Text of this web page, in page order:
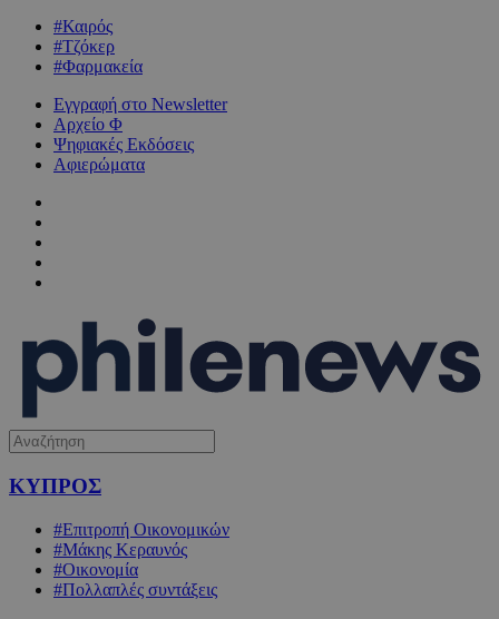
#Καιρός
#Τζόκερ
#Φαρμακεία
Εγγραφή στο Newsletter
Αρχείο Φ
Ψηφιακές Εκδόσεις
Αφιερώματα
ΚΥΠΡΟΣ
#Επιτροπή Οικονομικών
#Μάκης Κεραυνός
#Οικονομία
#Πολλαπλές συντάξεις